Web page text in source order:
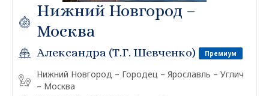
Нижний Новгород –
Москва
Александра (Т.Г. Шевченко) Премиум
Нижний Новгород – Городец – Ярославль – Углич
– Москва